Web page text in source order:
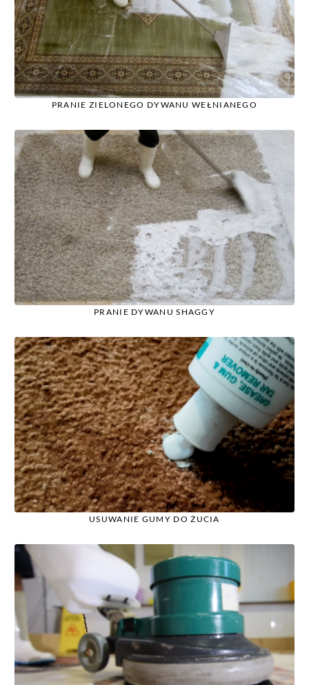
PRANIE ZIELONEGO DYWANU WEŁNIANEGO
PRANIE DYWANU SHAGGY
USUWANIE GUMY DO ŻUCIA